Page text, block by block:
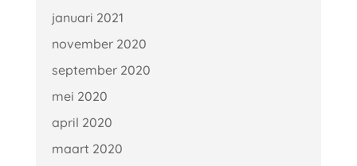
januari 2021
november 2020
september 2020
mei 2020
april 2020
maart 2020